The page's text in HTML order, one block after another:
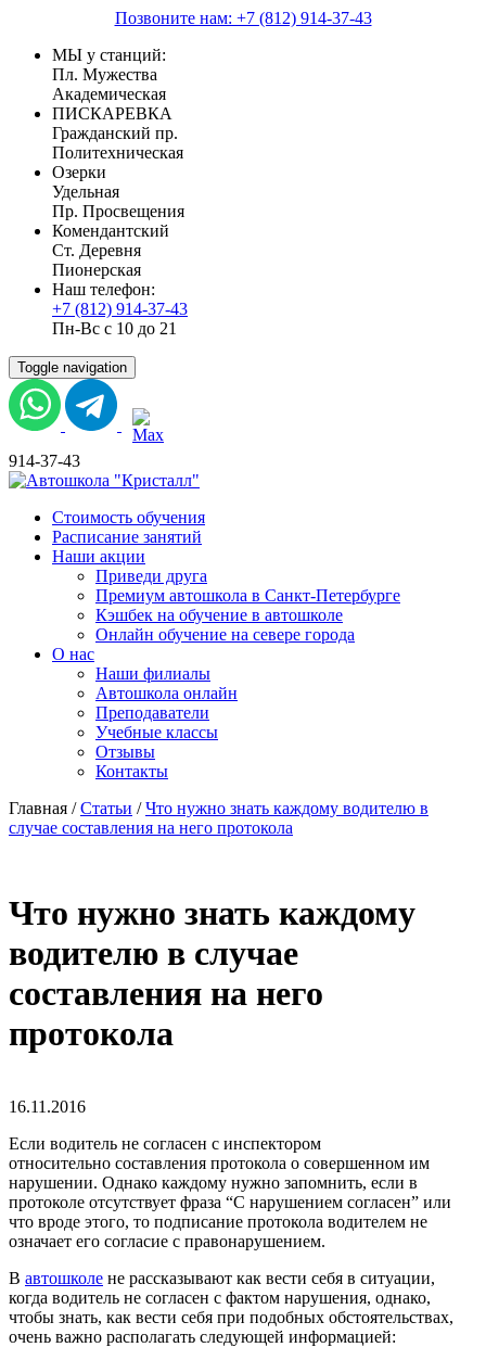
Позвоните нам: +7 (812) 914-37-43
МЫ у станций:
Пл. Мужества
Академическая
ПИСКАРЕВКА
Гражданский пр.
Политехническая
Озерки
Удельная
Пр. Просвещения
Комендантский
Ст. Деревня
Пионерская
Наш телефон:
+7 (812) 914-37-43
Пн-Вс с 10 до 21
Toggle navigation
914-37-43
Стоимость обучения
Расписание занятий
Наши акции
Приведи друга
Премиум автошкола в Санкт-Петербурге
Кэшбек на обучение в автошколе
Онлайн обучение на севере города
О нас
Наши филиалы
Автошкола онлайн
Преподаватели
Учебные классы
Отзывы
Контакты
Главная /Статьи /Что нужно знать каждому водителю в
случае составления на него протокола
Что нужно знать каждому
водителю в случае
составления на него
протокола
16.11.2016
Если водитель не согласен с инспектором
относительно составления протокола о совершенном им
нарушении. Однако каждому нужно запомнить, если в
протоколе отсутствует фраза “С нарушением согласен” или
что вроде этого, то подписание протокола водителем не
означает его согласие с правонарушением.
В автошколе не рассказывают как вести себя в ситуации,
когда водитель не согласен с фактом нарушения, однако,
чтобы знать, как вести себя при подобных обстоятельствах,
очень важно располагать следующей информацией: